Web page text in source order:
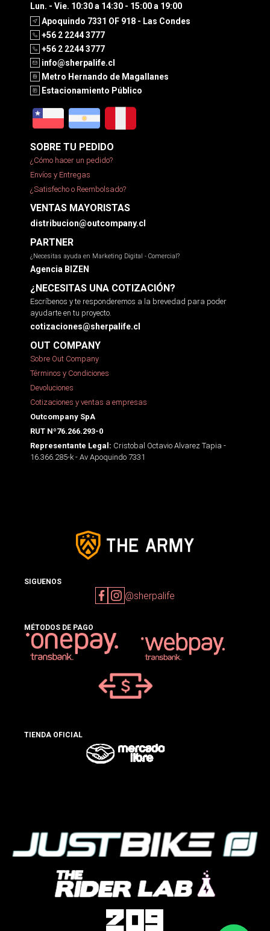
Lun. - Vie. 10:30 a 14:30 - 15:00 a 19:00
Apoquindo 7331 OF 918 - Las Condes
+56 2 2244 3777
+56 2 2244 3777
info@sherpalife.cl
Metro Hernando de Magallanes
Estacionamiento Público
SOBRE TU PEDIDO
¿Cómo hacer un pedido?
Envíos y Entregas
¿Satisfecho o Reembolsado?
VENTAS MAYORISTAS
distribucion@outcompany.cl
PARTNER
¿Necesitas ayuda en Marketing Digital - Comercial?
Agencia BIZEN
¿NECESITAS UNA COTIZACIÓN?
Escríbenos y te responderemos a la brevedad para poder
ayudarte en tu proyecto.
cotizaciones@sherpalife.cl
OUT COMPANY
Sobre Out Company
Términos y Condiciones
Devoluciones
Cotizaciones y ventas a empresas
Outcompany SpA
RUT Nº76.266.293-0
Representante Legal: Cristobal Octavio Alvarez Tapia -
16.366.285-k - Av Apoquindo 7331
SIGUENOS
@sherpalife
MÉTODOS DE PAGO
TIENDA OFICIAL